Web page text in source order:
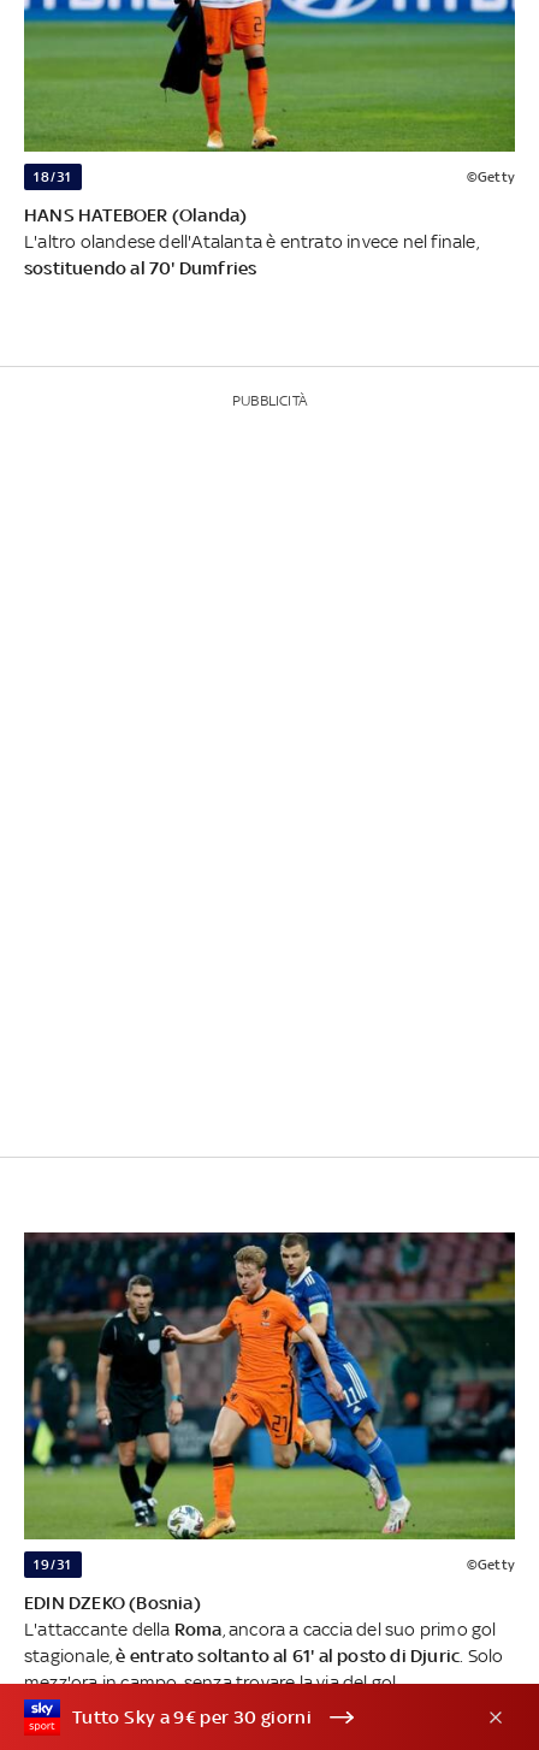
18/31 ©Getty
HANS HATEBOER (Olanda)
L'altro olandese dell'Atalanta è entrato invece nel finale,
sostituendo al 70' Dumfries
PUBBLICITÀ
19/31 ©Getty
EDIN DZEKO (Bosnia)
L'attaccante della Roma , ancora a caccia del suo primo gol
stagionale,è entrato soltanto al 61' al posto di Djuric . Solo
mezz'ora in campo, senza trovare la via del gol
Tutto Sky a 9€ per 30 giorni